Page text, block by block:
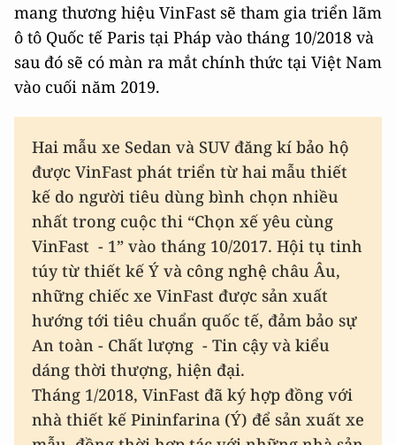
mang thương hiệu VinFast sẽ tham gia triển lãm
ô tô Quốc tế Paris tại Pháp vào tháng 10/2018 và
sau đó sẽ có màn ra mắt chính thức tại Việt Nam
vào cuối năm 2019.
Hai mẫu xe Sedan và SUV đăng kí bảo hộ
được VinFast phát triển từ hai mẫu thiết
kế do người tiêu dùng bình chọn nhiều
nhất trong cuộc thi “Chọn xế yêu cùng
VinFast - 1” vào tháng 10/2017. Hội tụ tinh
túy từ thiết kế Ý và công nghệ châu Âu,
những chiếc xe VinFast được sản xuất
hướng tới tiêu chuẩn quốc tế, đảm bảo sự
An toàn - Chất lượng - Tin cậy và kiểu
dáng thời thượng, hiện đại.
Tháng 1/2018, VinFast đã ký hợp đồng với
nhà thiết kế Pininfarina (Ý) để sản xuất xe